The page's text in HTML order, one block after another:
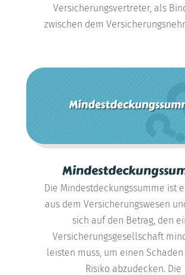
Versicherungsvertreter, als
zwischen dem
Die Mindestdeckungssumme ist
aus dem Versicherungswesen
sich auf den Betrag, den
Versicherungsgesellschaft
leisten muss, um einen
Risiko abzudecken. Die